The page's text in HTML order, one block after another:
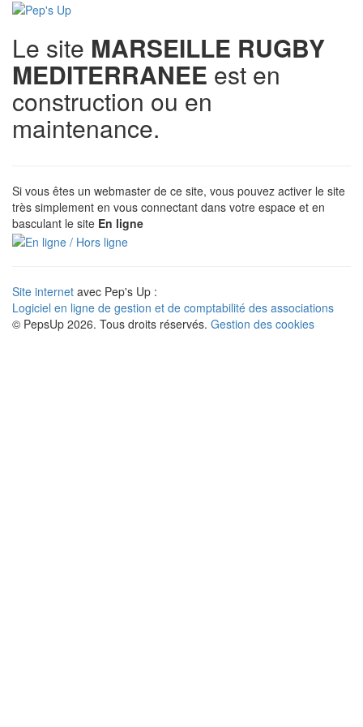
Le site MARSEILLE RUGBY
MEDITERRANEE est en
construction ou en
maintenance.
Si vous êtes un webmaster de ce site, vous pouvez activer le site
très simplement en vous connectant dans votre espace et en
basculant le site En ligne
Site internet avec Pep's Up :
Logiciel en ligne de gestion et de comptabilité des associations
© PepsUp 2026. Tous droits réservés. Gestion des cookies